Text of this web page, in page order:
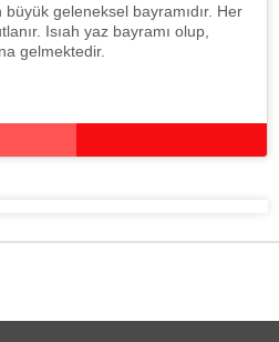
geleneksel bayramıdır. Her
Isıah yaz bayramı olup,
gelmektedir.